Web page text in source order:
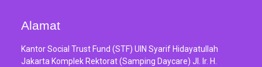
Alamat
Kantor Social Trust Fund (STF) UIN Syarif Hidayatullah
Jakarta Komplek Rektorat (Samping Daycare) Jl. Ir. H.